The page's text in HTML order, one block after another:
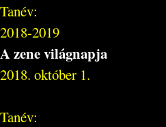
Tanév:
2018-2019
A zene világnapja
2018. október 1.
Tanév: